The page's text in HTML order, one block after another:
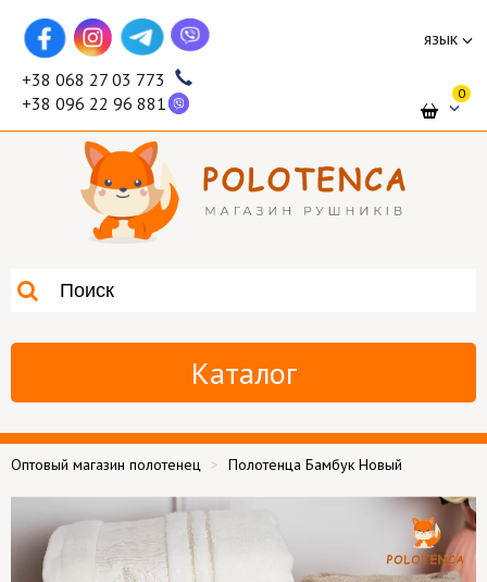
язык
+38 068 27 03 773
+38 096 22 96 881
0
Каталог
Оптовый магазин полотенец Полотенца Бамбук Новый